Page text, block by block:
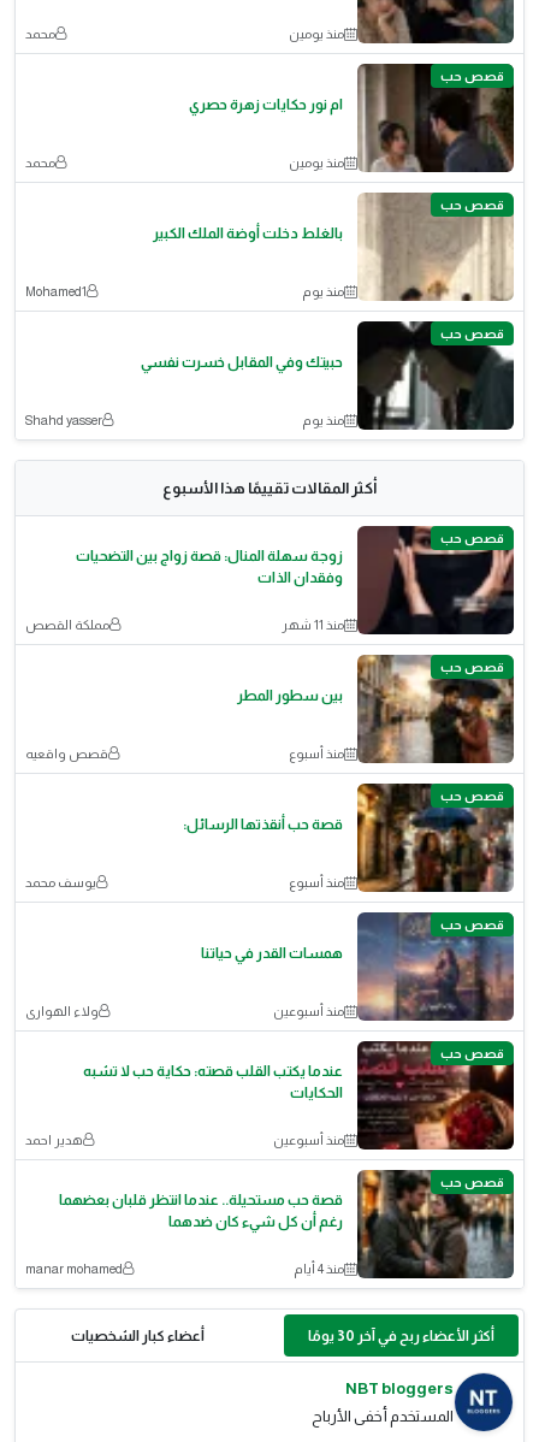
منذ يومين محمد
قصص حب
ام نور حكايات زهرة حصري
منذ يومين محمد
قصص حب
بالغلط دخلت أوضة الملك الكبير
منذ يوم Mohamed1
قصص حب
حبيتك وفي المقابل خسرت نفسي
منذ يوم Shahd yasser
أكثر المقالات تقييمًا هذا الأسبوع
قصص حب
زوجة سهلة المنال: قصة زواج بين التضحيات
وفقدان الذات
منذ 11 شهر مملكة القصص
قصص حب
بين سطور المطر
منذ أسبوع قصص واقعيه
قصص حب
قصة حب أنقذتها الرسائل:
منذ أسبوع يوسف محمد
قصص حب
همسات القدر في حياتنا
منذ أسبوعين ولاء الهوارى
قصص حب
عندما يكتب القلب قصته: حكاية حب لا تشبه
الحكايات
منذ أسبوعين هدير احمد
قصص حب
قصة حب مستحيلة.. عندما انتظر قلبان بعضهما
رغم أن كل شيء كان ضدهما
منذ 4 أيام manar mohamed
أكثر الأعضاء ربح في آخر 30 يومًا أعضاء كبار الشخصيات
NBT bloggers
المستخدم أخفى الأرباح